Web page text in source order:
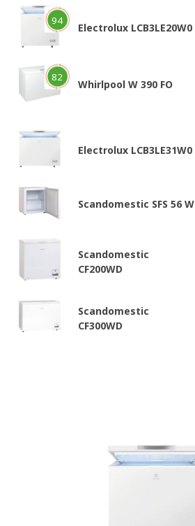
1
94
Electrolux LCB3LE20W0
82
Whirlpool W 390 FO
4
Electrolux LCB3LE31W0
Scandomestic SFS 56 W
9
Scandomestic
CF200WD
Scandomestic
CF300WD